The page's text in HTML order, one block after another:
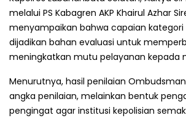
melalui PS Kabagren AKP Khairul Azhar
menyampaikan bahwa capaian kategori
dijadikan bahan evaluasi untuk
meningkatkan mutu pelayanan kepada
Menurutnya, hasil penilaian
angka penilaian, melainkan bentuk
pengingat agar institusi kepolisian